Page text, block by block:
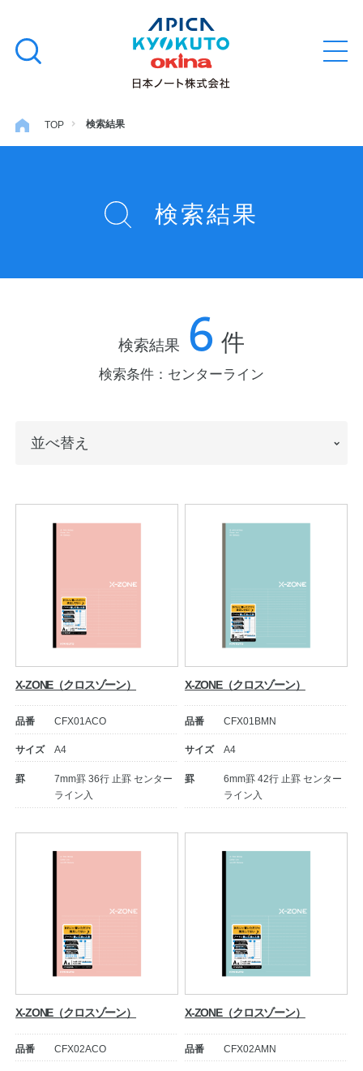
文
キ
ッ
閉
検
る
ファイル・バインダー
工場フォトツアー
企業情報 SDGsと未来
カタログ お知らせ
お問い合わせ プライバシーポリシー
English
教職員の皆さまへ
法人のお客様へ
OEMご希望の方へ
TOP 検索結果
検索結果
検索結果 6 件
検索条件： センターライン
え
並べ替え
X-ZONE（クロスゾーン）
品番 CFX01ACO
サイズ A4
罫
7mm罫 36行 止罫 センター
ライン入
X-ZONE（クロスゾーン）
品番 CFX01BMN
サイズ A4
罫
6mm罫 42行 止罫 センター
ライン入
X-ZONE（クロスゾーン）
品番 CFX02ACO
X-ZONE（クロスゾーン）
品番 CFX02AMN